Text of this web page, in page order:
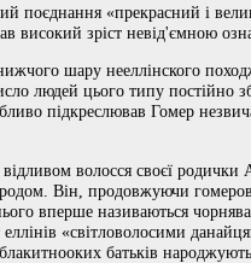
поєднання «прекрасний і
високий зріст невід'ємною
шару нееллінского
людей цього типу постійно
підкреслював Гомер
волосся своєї родички
Він, продовжуючи
вперше називаються чорнява
«світловолосими
батьків